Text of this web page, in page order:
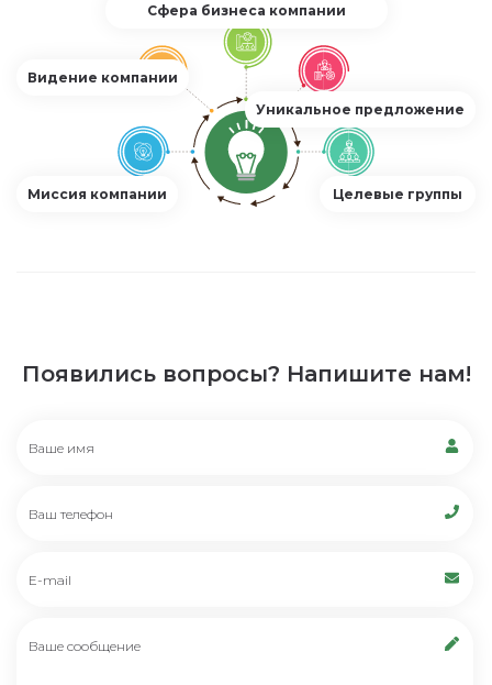
Сфера бизнеса компании
Видение компании
Миссия компании
Уникальное предложение
Целевые группы
Появились вопросы? Напишите нам!